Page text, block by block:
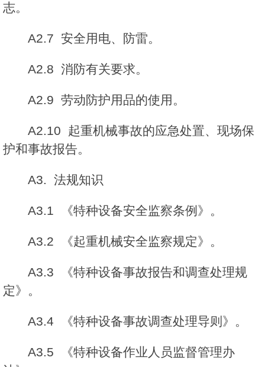
志。
A2.7 安全用电、防雷。
A2.8 消防有关要求。
A2.9 劳动防护用品的使用。
A2.10 起重机械事故的应急处置、现场保
护和事故报告。
A3. 法规知识
A3.1 《特种设备安全监察条例》。
A3.2 《起重机械安全监察规定》。
A3.3 《特种设备事故报告和调查处理规
定》。
A3.4 《特种设备事故调查处理导则》。
A3.5 《特种设备作业人员监督管理办